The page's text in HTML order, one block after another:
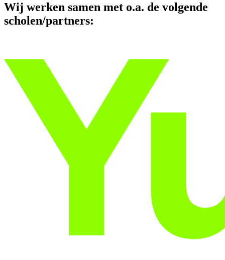
Wij werken samen met o.a. de volgende
scholen/partners: